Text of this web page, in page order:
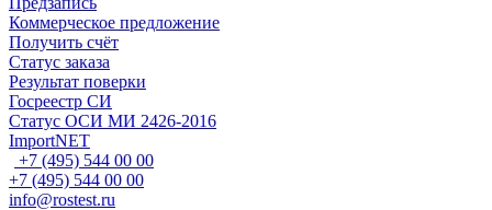
Коммерческое предложение
Получить счёт
Статус заказа
Результат поверки
Госреестр СИ
Статус ОСИ МИ 2426-2016
ImportNET
+7 (495) 544 00 00
+7 (495) 544 00 00
info@rostest.ru